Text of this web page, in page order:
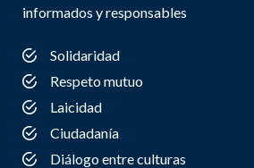
informados y responsables
Solidaridad
Respeto mutuo
Laicidad
Ciudadanía
Diálogo entre culturas